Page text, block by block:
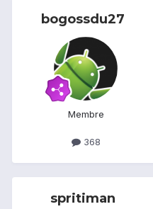
bogossdu27
Membre
368
spritiman